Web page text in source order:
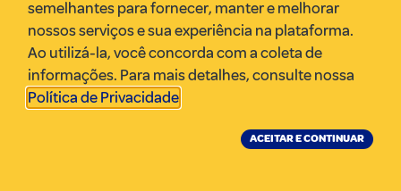
Parcerias
Envie uma pauta
Anuncie
semelhantes para fornecer, manter e melhorar
nossos serviços e sua experiência na plataforma.
Ao utilizá-la, você concorda com a coleta de
informações. Para mais detalhes, consulte nossa
Política de Privacidade.
ACEITAR E CONTINUAR